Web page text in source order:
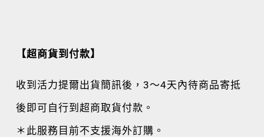
【超商貨到付款】
收到活力提爾出貨簡訊後，3～4天內待商品寄抵
後即可自行到超商取貨付款。
＊此服務目前不支援海外訂購。